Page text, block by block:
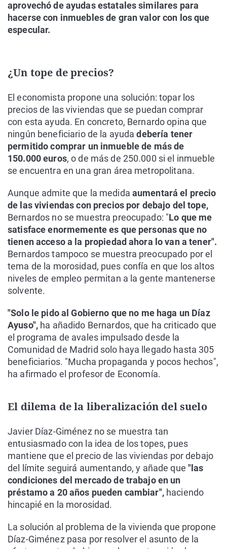
aprovechó de ayudas estatales similares para
hacerse con inmuebles de gran valor con los que
especular.
¿Un tope de precios?
El economista propone una solución: topar los
precios de las viviendas que se puedan comprar
con esta ayuda. En concreto, Bernardo opina que
ningún beneficiario de la ayudadebería tener
permitido comprar un inmueble de más de
150.000 euros, o de más de 250.000 si el inmueble
se encuentra en una gran área metropolitana.
Aunque admite que la medida aumentará el precio
de las viviendas con precios por debajo del tope,
Bernardos no se muestra preocupado: "Lo que me
satisface enormemente es que personas que no
tienen acceso a la propiedad ahora lo van a tener".
Bernardos tampoco se muestra preocupado por el
tema de la morosidad, pues confía en que los altos
niveles de empleo permitan a la gente mantenerse
solvente.
"Solo le pido al Gobierno que no me haga un Díaz
Ayuso", ha añadido Bernardos, que ha criticado que
el programa de avales impulsado desde la
Comunidad de Madrid solo haya llegado hasta 305
beneficiarios. "Mucha propaganda y pocos hechos",
ha afirmado el profesor de Economía.
El dilema de la liberalización del suelo
Javier Díaz-Giménez no se muestra tan
entusiasmado con la idea de los topes, pues
mantiene que el precio de las viviendas por debajo
del límite seguirá aumentando, y añade que "las
condiciones del mercado de trabajo en un
préstamo a 20 años pueden cambiar",haciendo
hincapié en la morosidad.
La solución al problema de la vivienda que propone
Díaz-Giménez pasa por resolver el asunto de la